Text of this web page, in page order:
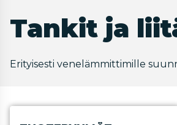
Tankit ja
Erityisesti venelämmittimille